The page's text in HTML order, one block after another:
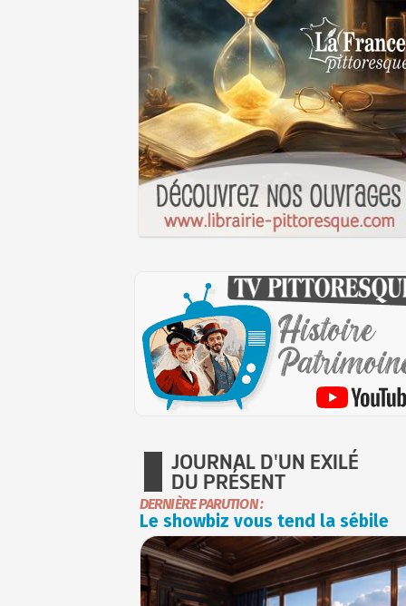
JOURNAL D'UN EXILÉ
DU PRÉSENT
DERNIÈRE PARUTION :
Le showbiz vous tend la sébile